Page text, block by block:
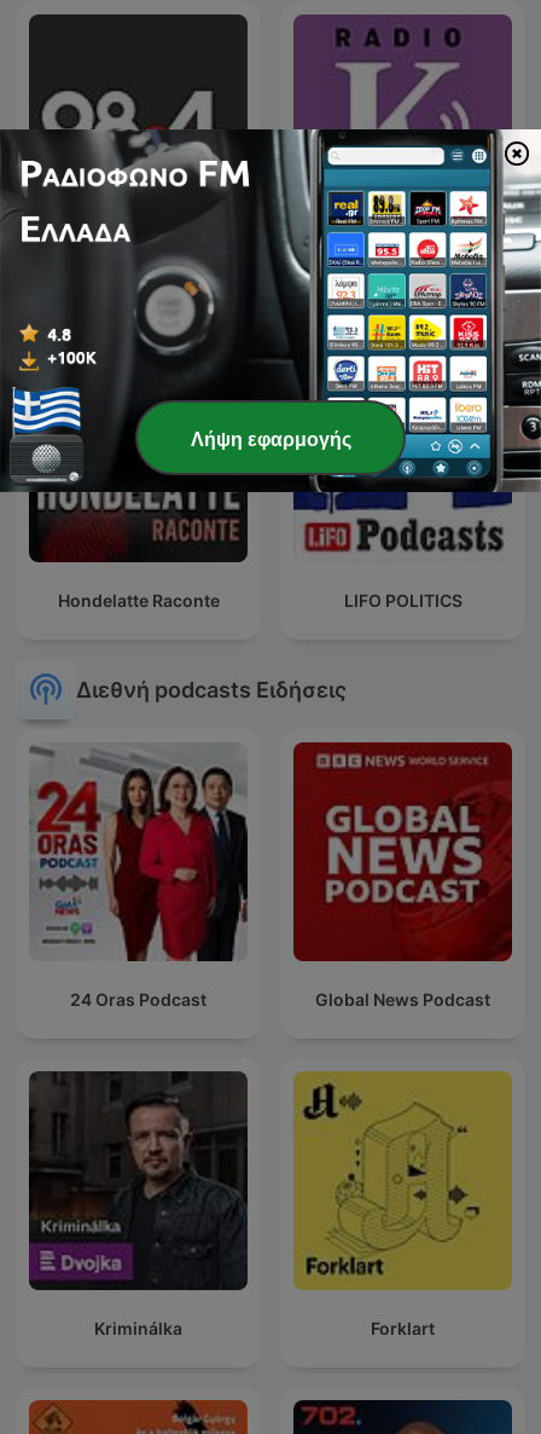
Ράδιο 98.4 Ράδιο «Κ» | Kathimerini
Hondelatte Raconte LIFO POLITICS
Διεθνή podcasts Ειδήσεις
24 Oras Podcast Global News Podcast
Kriminálka Forklart
Λήψη εφαρμογής